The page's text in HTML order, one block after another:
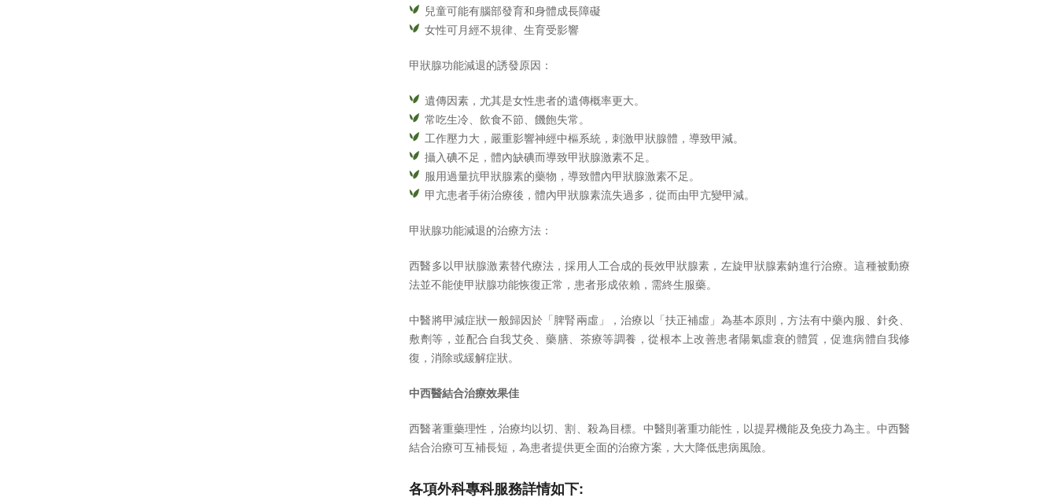
兒童可能有腦部發育和身體成長障礙
女性可月經不規律、生育受影響
甲狀腺功能減退的誘發原因：
遺傳因素，尤其是女性患者的遺傳概率更大。
常吃生冷、飲食不節、饑飽失常。
工作壓力大，嚴重影響神經中樞系統，刺激甲狀腺體，導致甲減。
攝入碘不足，體內缺碘而導致甲狀腺激素不足。
服用過量抗甲狀腺素的藥物，導致體內甲狀腺激素不足。
甲亢患者手術治療後，體內甲狀腺素流失過多，從而由甲亢變甲減。
甲狀腺功能減退的治療方法：
西醫多以甲狀腺激素替代療法，採用人工合成的長效甲狀腺素，左旋甲狀腺素鈉進行治療。這種被動療
法並不能使甲狀腺功能恢復正常，患者形成依賴，需終生服藥。
中醫將甲減症狀一般歸因於「脾腎兩虛」，治療以「扶正補虛」為基本原則，方法有中藥內服、針灸、
敷劑等，並配合自我艾灸、藥膳、茶療等調養，從根本上改善患者陽氣虛衰的體質，促進病體自我修
復，消除或緩解症狀。
中西醫結合治療效果佳
西醫著重藥理性，治療均以切、割、殺為目標。中醫則著重功能性，以提昇機能及免疫力為主。中西醫
結合治療可互補長短，為患者提供更全面的治療方案，大大降低患病風險。
各項外科專科服務詳情如下: